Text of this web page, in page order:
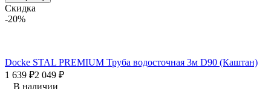
Скидка
-20%
Docke STAL PREMIUM Труба водосточная 3м D90 (Каштан)
1 639 ₽2 049 ₽
В наличии